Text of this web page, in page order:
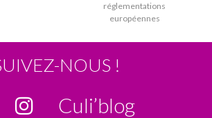
réglementations
européennes
NOUS !
Culi’blog